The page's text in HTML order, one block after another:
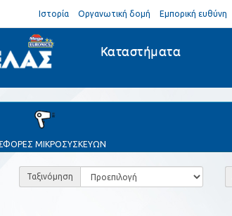
Ιστορία Οργανωτική δομή Εμπορική ευθύνη
Καταστήματα
ΜΙΚΡΟΣΥΣΚΕΥΩΝ
Ταξινόμηση